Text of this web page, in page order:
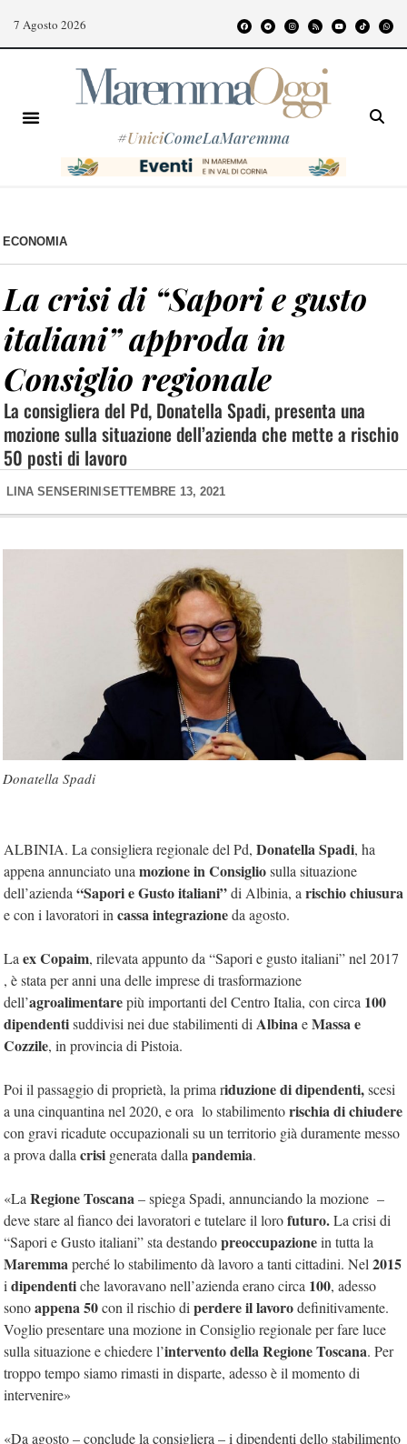
7 Agosto 2026
#UniciComeLaMaremma
ECONOMIA
La crisi di “Sapori e gusto
italiani” approda in
Consiglio regionale
La consigliera del Pd, Donatella Spadi, presenta una
mozione sulla situazione dell’azienda che mette a rischio
50 posti di lavoro
LINA SENSERINI SETTEMBRE 13, 2021
Donatella Spadi
ALBINIA. La consigliera regionale del Pd, Donatella Spadi, ha
appena annunciato una mozione in Consigliosulla situazione
dell’azienda “Sapori e Gusto italiani”di Albinia, a rischio chiusura
e con i lavoratori in cassa integrazioneda agosto.
La ex Copaim, rilevata appunto da “Sapori e gusto italiani” nel 2017
, è stata per anni una delle imprese di trasformazione
dell’agroalimentarepiù importanti del Centro Italia, con circa 100
dipendentisuddivisi nei due stabilimenti di AlbinaeMassa e
Cozzile, in provincia di Pistoia.
Poi il passaggio di proprietà, la prima riduzione di dipendenti,scesi
a una cinquantina nel 2020, e ora lo stabilimentorischia di chiudere
con gravi ricadute occupazionali su un territorio già duramente messo
a prova dalla crisi generata dalla pandemia.
«La Regione Toscana– spiega Spadi, annunciando la mozione –
deve stare al fianco dei lavoratori e tutelare il lorofuturo.La crisi di
“Sapori e Gusto italiani” sta destandopreoccupazionein tutta la
Maremmaperché lo stabilimento dà lavoro a tanti cittadini. Nel 2015
i dipendentiche lavoravano nell’azienda erano circa 100, adesso
sonoappena 50con il rischio di perdere il lavorodefinitivamente.
Voglio presentare una mozione in Consiglio regionale per fare luce
sulla situazione e chiedere l’intervento della Regione Toscana. Per
troppo tempo siamo rimasti in disparte, adesso è il momento di
intervenire»
«Da agosto – conclude la consigliera – i dipendenti dello stabilimento